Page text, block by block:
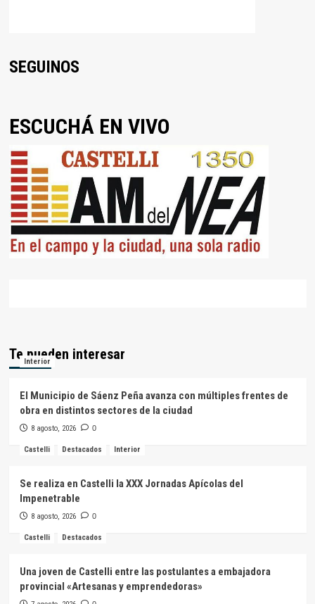
SEGUINOS
ESCUCHÁ EN VIVO
Te pueden interesar
Interior
El Municipio de Sáenz Peña avanza con múltiples frentes de
obra en distintos sectores de la ciudad
8 agosto, 2026 0
Castelli Destacados Interior
Se realiza en Castelli la XXX Jornadas Apícolas del
Impenetrable
8 agosto, 2026 0
Castelli Destacados
Una joven de Castelli entre las postulantes a embajadora
provincial «Artesanas y emprendedoras»